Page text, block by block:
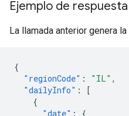
Ejemplo de respuesta
La llamada anterior genera
{
"regionCode" : "IL" ,
"dailyInfo" :
[
{
"date" :
{